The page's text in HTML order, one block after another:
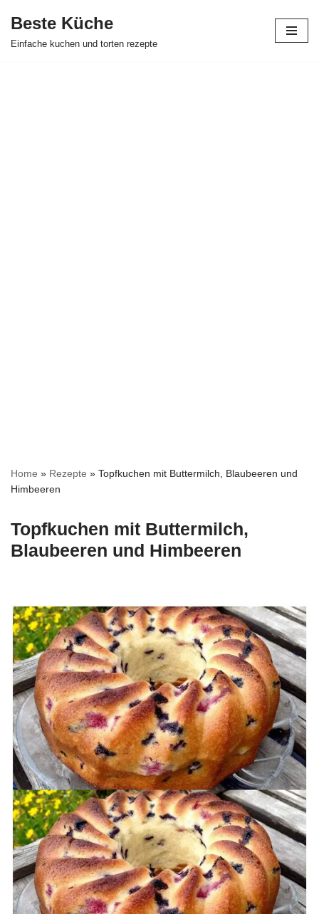
Zum
Beste Küche
Einfache kuchen und torten rezepte
Home » Rezepte » Topfkuchen mit Buttermilch, Blaubeeren und
Himbeeren
Topfkuchen mit Buttermilch,
Blaubeeren und Himbeeren